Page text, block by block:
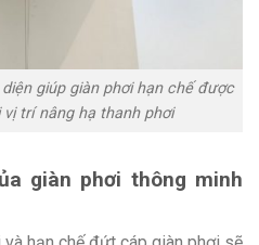
giúp giàn phơi hạn chế được
trí nâng hạ thanh phơi
giàn phơi thông minh